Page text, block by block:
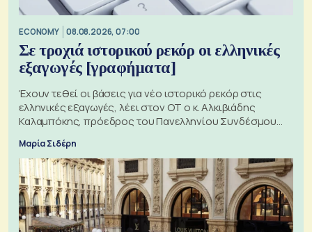
ECONOMY 08.08.2026, 07:00
Σε τροχιά ιστορικού ρεκόρ οι ελληνικές
εξαγωγές [γραφήματα]
Έχουν τεθεί οι βάσεις για νέο ιστορικό ρεκόρ στις
ελληνικές εξαγωγές, λέει στον ΟΤ ο κ. Αλκιβιάδης
Καλαμπόκης, πρόεδρος του Πανελληνίου Συνδέσμου
Μαρία Σιδέρη